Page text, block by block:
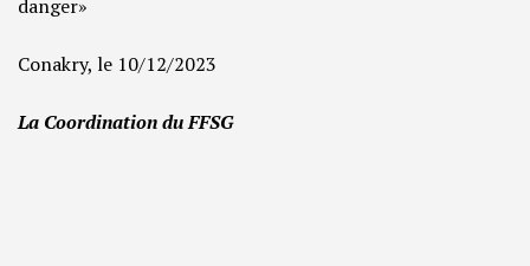
danger»
Conakry, le 10/12/2023
La Coordination du FFSG